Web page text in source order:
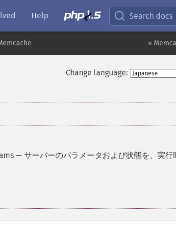
Help Search docs
«
Change language:
— サーバーのパラメータおよび状態を、実行